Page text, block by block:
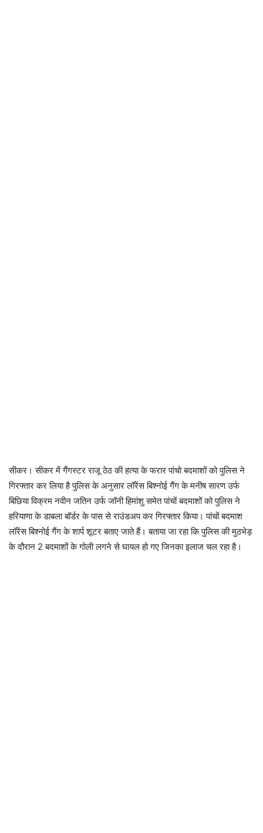
सीकर। सीकर में गैंगस्टर राजू ठेठ की हत्या के फरार पांचो बदमाशों को पुलिस ने
गिरफ्तार कर लिया है पुलिस के अनुसार लॉरेंस बिश्नोई गैंग के मनीष सारण उर्फ
बिछिया विक्रम नवीन जतिन उर्फ जॉनी हिमांशु समेत पांचों बदमाशों को पुलिस ने
हरियाणा के डाबला बॉर्डर के पास से राउंडअप कर गिरफ्तार किया। पांचों बदमाश
लॉरेंस बिश्नोई गैंग के शार्प शूटर बताए जाते हैं। बताया जा रहा कि पुलिस की मुठभेड़
के दौरान 2 बदमाशों के गोली लगने से घायल हो गए जिनका इलाज चल रहा है।